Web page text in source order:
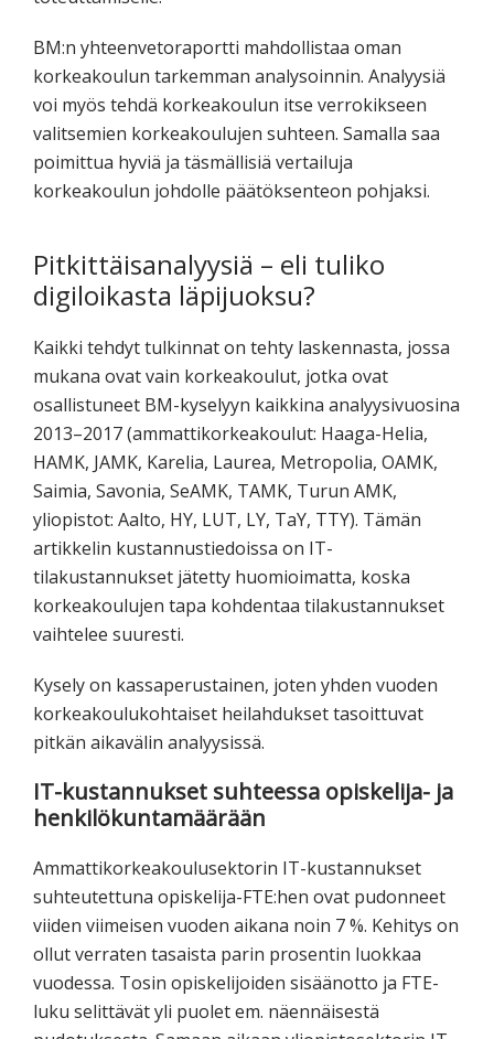
BM:n yhteenvetoraportti mahdollistaa oman
korkeakoulun tarkemman analysoinnin. Analyysiä
voi myös tehdä korkeakoulun itse verrokikseen
valitsemien korkeakoulujen suhteen. Samalla saa
poimittua hyviä ja täsmällisiä vertailuja
korkeakoulun johdolle päätöksenteon pohjaksi.
Pitkittäisanalyysiä – eli tuliko
digiloikasta läpijuoksu?
Kaikki tehdyt tulkinnat on tehty laskennasta, jossa
mukana ovat vain korkeakoulut, jotka ovat
osallistuneet BM-kyselyyn kaikkina analyysivuosina
2013–2017 (ammattikorkeakoulut: Haaga-Helia,
HAMK, JAMK, Karelia, Laurea, Metropolia, OAMK,
Saimia, Savonia, SeAMK, TAMK, Turun AMK,
yliopistot: Aalto, HY, LUT, LY, TaY, TTY). Tämän
artikkelin kustannustiedoissa on IT-
tilakustannukset jätetty huomioimatta, koska
korkeakoulujen tapa kohdentaa tilakustannukset
vaihtelee suuresti.
Kysely on kassaperustainen, joten yhden vuoden
korkeakoulukohtaiset heilahdukset tasoittuvat
pitkän aikavälin analyysissä.
IT-kustannukset suhteessa opiskelija- ja
henkilökuntamäärään
Ammattikorkeakoulusektorin IT-kustannukset
suhteutettuna opiskelija-FTE:hen ovat pudonneet
viiden viimeisen vuoden aikana noin 7 %. Kehitys on
ollut verraten tasaista parin prosentin luokkaa
vuodessa. Tosin opiskelijoiden sisäänotto ja FTE-
luku selittävät yli puolet em. näennäisestä